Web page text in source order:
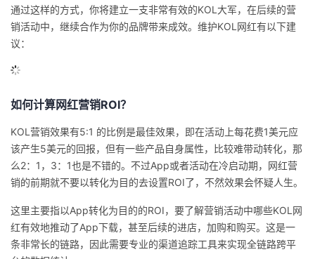
通过这样的方式，你将建立一支非常有效的KOL大军，在后续的营
销活动中，继续合作为你的品牌带来成效。维护KOL网红有以下建
议：
如何计算网红营销ROI？
KOL营销效果有5:1 的比例是最佳效果，即在活动上每花费1美元应
该产生5美元的回报，但有一些产品自身属性，比较难带动转化，那
么2：1，3：1也是不错的。不过App或者活动在冷启动期，网红营
销的前期就不要以转化为目的去设置ROI了，不然效果会怀疑人生。
这里主要指以App转化为目的的ROI， 要了解营销活动中哪些KOL网
红有效地推动了App下载，甚至后续的进店，加购和购买。这是一
条非常长的链路，因此需要专业的渠道追踪工具来实现全链路跨平